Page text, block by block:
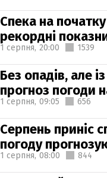
Спека на
рекордні
1 серпня, 20:00 1539
Без опадів, але
прогноз погоди
1 серпня, 09:05 656
Серпень приніс
погоду
1 серпня, 08:00 844